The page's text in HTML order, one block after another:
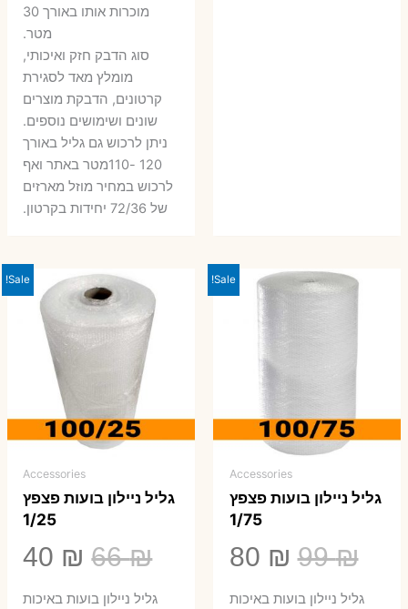
מוכרות אותו באורך 30
מטר.
סוג הדבק חזק ואיכותי,
מומלץ מאד לסגירת
קרטונים, הדבקת מוצרים
שונים ושימושים נוספים.
ניתן לרכוש גם גליל באורך
120 -110מטר באתר ואף
לרכוש במחיר מוזל מארזים
של 72/36 יחידות בקרטון.
Sale!
Accessories
גליל ניילון בועות פצפץ
1/75
99₪
המחיר
המקורי
80 ₪
הנוכחיגליל ניילון בועות באיכות
Sale!
Accessories
גליל ניילון בועות פצפץ
1/25
66₪
המחיר
המקורי
40 ₪
גליל ניילון בועות באיכות